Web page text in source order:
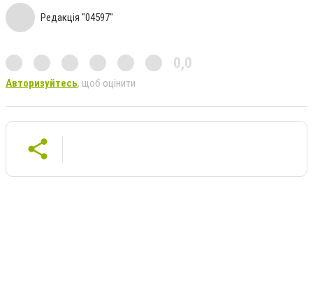
Редакція "04597"
0,0
Авторизуйтесь, щоб оцінити